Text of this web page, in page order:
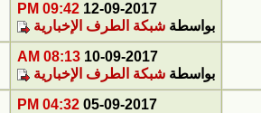
12-09-2017
09:42 PM
بواسطة شبكة الطرف الإخبارية
10-09-2017
08:13 AM
بواسطة شبكة الطرف الإخبارية
05-09-2017
04:32 PM